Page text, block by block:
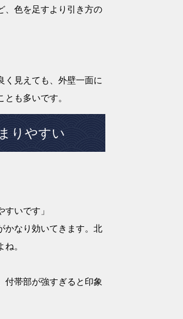
、色を足すより引き方の
く見えても、外壁一面に
も多いです。
りやすい
いです」
かなり効いてきます。北
。
付帯部が強すぎると印象